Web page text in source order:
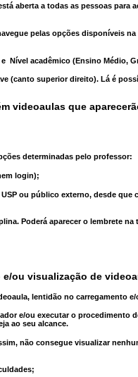
aberta a todas as pessoas para
pelas opções disponíveis
Nível acadêmico (Ensino Médio,
(canto superior direito). Lá é
videoaulas que
determinadas pelo professor:
login);
ou público externo, desde que
. Poderá aparecer o lembrete na
e/ou visualização de
lentidão no carregamento
e/ou executar o procedimento
ao seu alcance.
não consegue visualizar